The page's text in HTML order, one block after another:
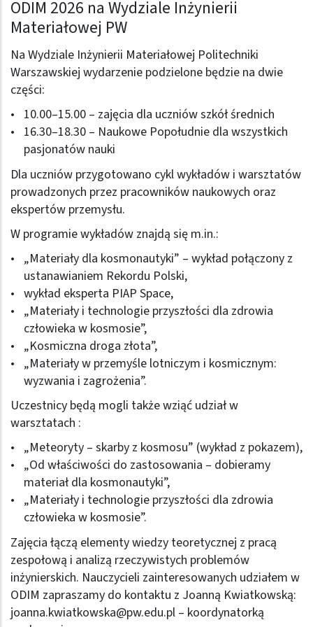
ODIM 2026 na Wydziale Inżynierii
Materiałowej PW
Na Wydziale Inżynierii Materiałowej Politechniki
Warszawskiej wydarzenie podzielone będzie na dwie
części:
10.00–15.00 – zajęcia dla uczniów szkół średnich
16.30–18.30 – Naukowe Popołudnie dla wszystkich
pasjonatów nauki
Dla uczniów przygotowano cykl wykładów i warsztatów
prowadzonych przez pracowników naukowych oraz
ekspertów przemysłu.
W programie wykładów znajdą się m.in.:
„Materiały dla kosmonautyki” – wykład połączony z
ustanawianiem Rekordu Polski,
wykład eksperta PIAP Space,
„Materiały i technologie przyszłości dla zdrowia
człowieka w kosmosie”,
„Kosmiczna droga złota”,
„Materiały w przemyśle lotniczym i kosmicznym:
wyzwania i zagrożenia”.
Uczestnicy będą mogli także wziąć udział w
warsztatach :
„Meteoryty – skarby z kosmosu” (wykład z pokazem),
„Od właściwości do zastosowania – dobieramy
materiał dla kosmonautyki”,
„Materiały i technologie przyszłości dla zdrowia
człowieka w kosmosie”.
Zajęcia łączą elementy wiedzy teoretycznej z pracą
zespołową i analizą rzeczywistych problemów
inżynierskich. Nauczycieli zainteresowanych udziałem w
ODIM zapraszamy do kontaktu z Joanną Kwiatkowską:
joanna.kwiatkowska@pw.edu.pl – koordynatorką